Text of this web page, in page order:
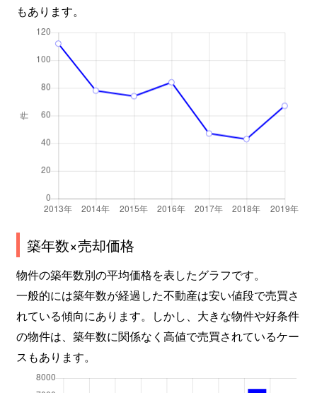
もあります。
築年数×売却価格
物件の築年数別の平均価格を表したグラフです。
一般的には築年数が経過した不動産は安い値段で売買さ
れている傾向にあります。しかし、大きな物件や好条件
の物件は、築年数に関係なく高値で売買されているケー
スもあります。